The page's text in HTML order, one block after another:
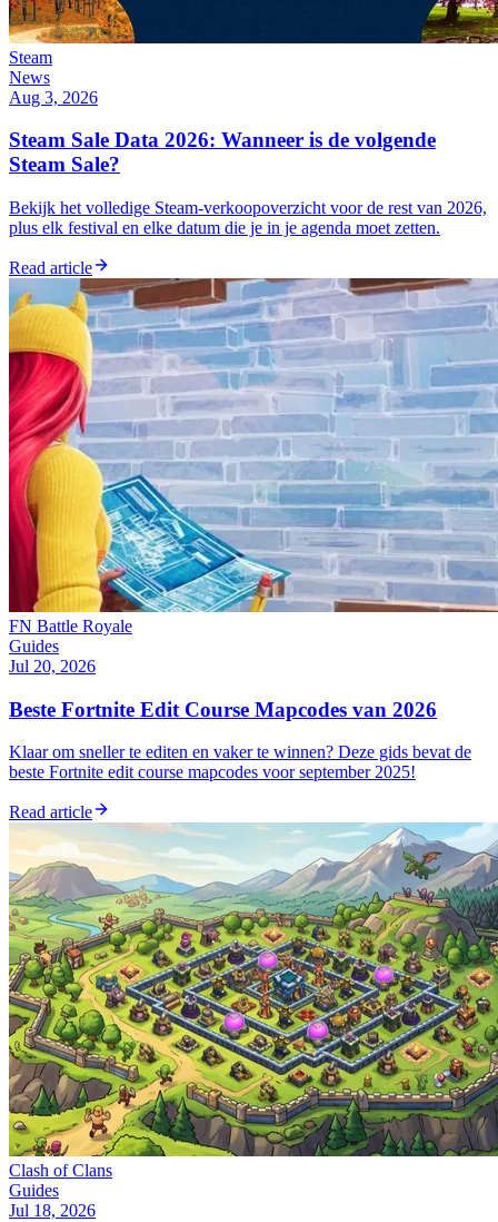
Steam
News
Aug 3, 2026
Steam Sale Data 2026: Wanneer is de volgende
Steam Sale?
Bekijk het volledige Steam-verkoopoverzicht voor de rest van 2026,
plus elk festival en elke datum die je in je agenda moet zetten.
Read article
FN Battle Royale
Guides
Jul 20, 2026
Beste Fortnite Edit Course Mapcodes van 2026
Klaar om sneller te editen en vaker te winnen? Deze gids bevat de
beste Fortnite edit course mapcodes voor september 2025!
Read article
Clash of Clans
Guides
Jul 18, 2026